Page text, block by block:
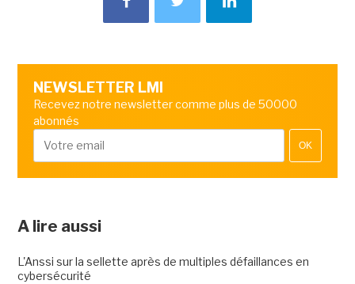
NEWSLETTER LMI
Recevez notre newsletter comme plus de 50000
abonnés
OK
A lire aussi
L'Anssi sur la sellette après de multiples défaillances en
cybersécurité